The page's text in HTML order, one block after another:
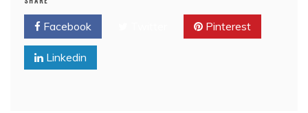
Facebook Pinterest
Linkedin